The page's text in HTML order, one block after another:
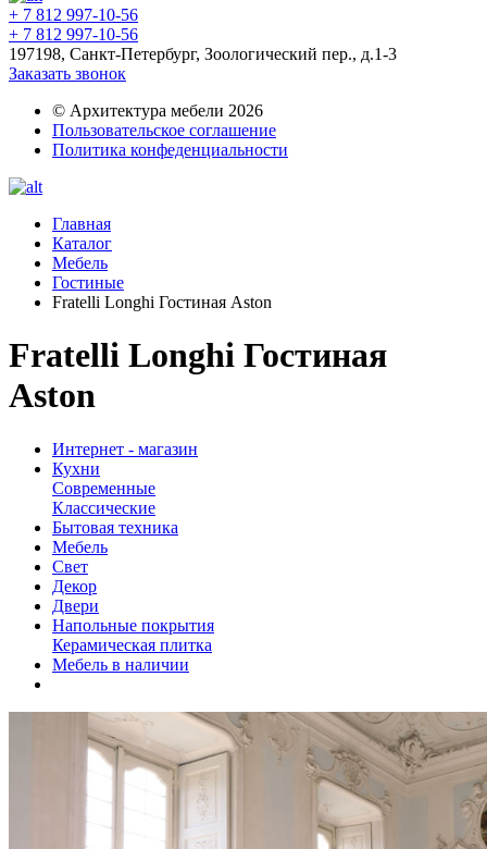
+ 7 812 997-10-56
+ 7 812 997-10-56
197198, Санкт-Петербург, Зоологический пер., д.1-3
Заказать звонок
© Архитектура мебели 2026
Пользовательское соглашение
Политика конфеденциальности
Главная
Каталог
Мебель
Гостиные
Fratelli Longhi Гостиная Aston
Fratelli Longhi Гостиная
Aston
Интернет - магазин
Кухни
Современные
Классические
Бытовая техника
Мебель
Свет
Декор
Двери
Напольные покрытия
Керамическая плитка
Мебель в наличии